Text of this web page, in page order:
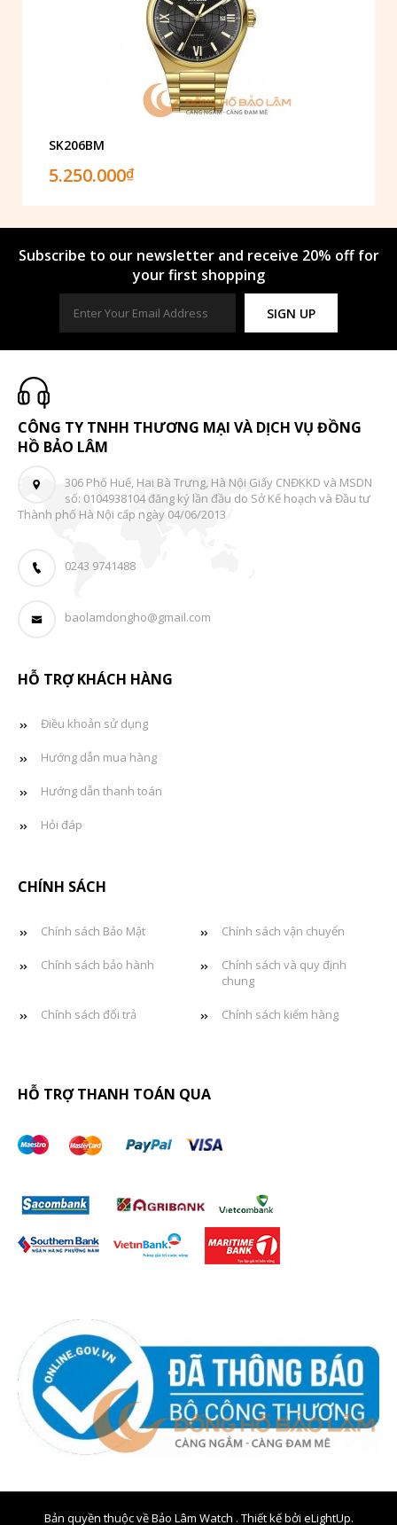
SK206BM
5.250.000₫
Subscribe to our newsletter and receive 20% off for
your first shopping
SIGN UP
CÔNG TY TNHH THƯƠNG MẠI VÀ DỊCH VỤ ĐỒNG
HỒ BẢO LÂM
306 Phố Huế, Hai Bà Trưng, Hà Nội Giấy CNĐKKD và MSDN
số: 0104938104 đăng ký lần đầu do Sở Kế hoạch và Đầu tư
Thành phố Hà Nội cấp ngày 04/06/2013
0243 9741488
baolamdongho@gmail.com
HỖ TRỢ KHÁCH HÀNG
Điều khoản sử dụng
Hướng dẫn mua hàng
Hướng dẫn thanh toán
Hỏi đáp
CHÍNH SÁCH
Chính sách Bảo Mật Chính sách vận chuyển
Chính sách bảo hành
Chính sách và quy định
chung
Chính sách đổi trả Chính sách kiểm hàng
HỖ TRỢ THANH TOÁN QUA
Bản quyền thuộc về Bảo Lâm Watch . Thiết kế bởi eLightUp.